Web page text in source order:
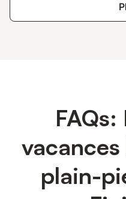
plain-